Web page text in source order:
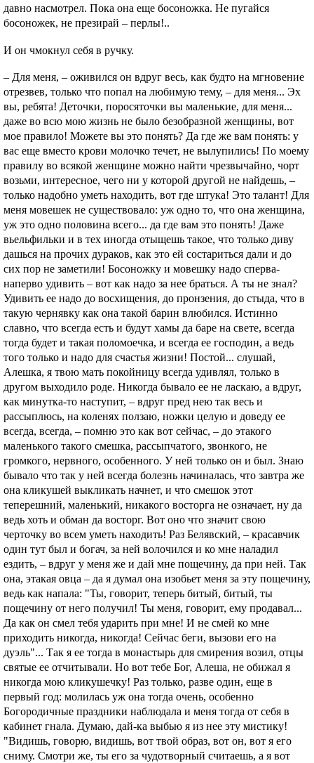
давно насмотрел. Пока она еще босоножка. Не пугайся
босоножек, не презирай – перлы!..
И он чмокнул себя в ручку.
– Для меня, – оживился он вдруг весь, как будто на мгновение
отрезвев, только что попал на любимую тему, – для меня... Эх
вы, ребята! Деточки, поросяточки вы маленькие, для меня...
даже во всю мою жизнь не было безобразной женщины, вот
мое правило! Можете вы это понять? Да где же вам понять: у
вас еще вместо крови молочко течет, не вылупились! По моему
правилу во всякой женщине можно найти чрезвычайно, чорт
возьми, интересное, чего ни у которой другой не найдешь, –
только надобно уметь находить, вот где штука! Это талант! Для
меня мовешек не существовало: уж одно то, что она женщина,
уж это одно половина всего... да где вам это понять! Даже
вьельфильки и в тех иногда отыщешь такое, что только диву
дашься на прочих дураков, как это ей состариться дали и до
сих пор не заметили! Босоножку и мовешку надо сперва-
наперво удивить – вот как надо за нее браться. А ты не знал?
Удивить ее надо до восхищения, до пронзения, до стыда, что в
такую чернявку как она такой барин влюбился. Истинно
славно, что всегда есть и будут хамы да баре на свете, всегда
тогда будет и такая поломоечка, и всегда ее господин, а ведь
того только и надо для счастья жизни! Постой... слушай,
Алешка, я твою мать покойницу всегда удивлял, только в
другом выходило роде. Никогда бывало ее не ласкаю, а вдруг,
как минутка-то наступит, – вдруг пред нею так весь и
рассыплюсь, на коленях ползаю, ножки целую и доведу ее
всегда, всегда, – помню это как вот сейчас, – до этакого
маленького такого смешка, рассыпчатого, звонкого, не
громкого, нервного, особенного. У ней только он и был. Знаю
бывало что так у ней всегда болезнь начиналась, что завтра же
она кликушей выкликать начнет, и что смешок этот
теперешний, маленький, никакого восторга не означает, ну да
ведь хоть и обман да восторг. Вот оно чтo значит свою
черточку во всем уметь находить! Раз Белявский, – красавчик
один тут был и богач, за ней волочился и ко мне наладил
ездить, – вдруг у меня же и дай мне пощечину, да при ней. Так
она, этакая овца – да я думал она изобьет меня за эту пощечину,
ведь как напала: "Ты, говорит, теперь битый, битый, ты
пощечину от него получил! Ты меня, говорит, ему продавал...
Да как он смел тебя ударить при мне! И не смей ко мне
приходить никогда, никогда! Сейчас беги, вызови его на
дуэль"... Так я ее тогда в монастырь для смирения возил, отцы
святые ее отчитывали. Но вот тебе Бог, Алеша, не обижал я
никогда мою кликушечку! Раз только, разве один, еще в
первый год: молилась уж она тогда очень, особенно
Богородичные праздники наблюдала и меня тогда от себя в
кабинет гнала. Думаю, дай-ка выбью я из нее эту мистику!
"Видишь, говорю, видишь, вот твой образ, вот он, вот я его
сниму. Смотри же, ты его за чудотворный считаешь, а я вот